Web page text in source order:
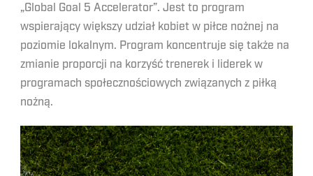
„Global Goal 5 Accelerator”. Jest to program
wspierający większy udział kobiet w piłce nożnej na
poziomie lokalnym. Program koncentruje się także na
zmianie proporcji na korzyść trenerek i liderek w
programach społecznościowych związanych z piłką
nożną.